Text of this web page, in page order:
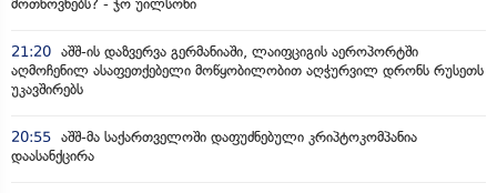
მოთხოვნებს? - ჯო უილსონი
21:20 აშშ-ის დაზვერვა გერმანიაში, ლაიფციგის აეროპორტში
აღმოჩენილ ასაფეთქებელი მოწყობილობით აღჭურვილ დრონს რუსეთს
უკავშირებს
20:55 აშშ-მა საქართველოში დაფუძნებული კრიპტოკომპანია
დაასანქცირა